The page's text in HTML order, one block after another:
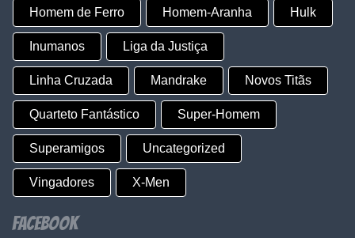
Homem de Ferro Homem-Aranha Hulk
Inumanos Liga da Justiça
Linha Cruzada Mandrake Novos Titãs
Quarteto Fantástico Super-Homem
Superamigos Uncategorized
Vingadores X-Men
Facebook